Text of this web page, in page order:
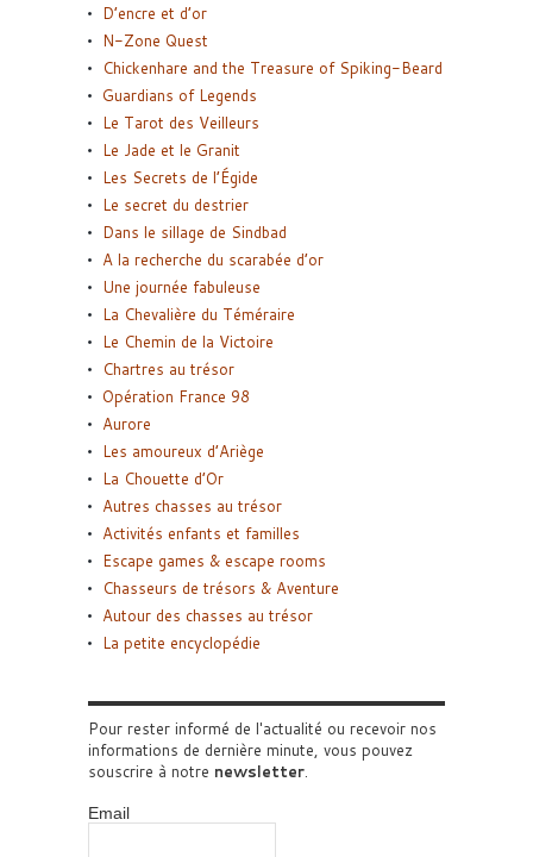
D’encre et d’or
N-Zone Quest
Chickenhare and the Treasure of Spiking-Beard
Guardians of Legends
Le Tarot des Veilleurs
Le Jade et le Granit
Les Secrets de l’Égide
Le secret du destrier
Dans le sillage de Sindbad
A la recherche du scarabée d’or
Une journée fabuleuse
La Chevalière du Téméraire
Le Chemin de la Victoire
Chartres au trésor
Opération France 98
Aurore
Les amoureux d’Ariège
La Chouette d’Or
Autres chasses au trésor
Activités enfants et familles
Escape games & escape rooms
Chasseurs de trésors & Aventure
Autour des chasses au trésor
La petite encyclopédie
Pour rester informé de l'actualité ou recevoir nos
informations de dernière minute, vous pouvez
souscrire à notre newsletter
Email